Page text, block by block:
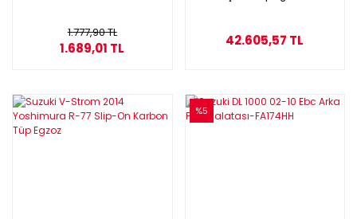
1.777,90 TL
1.689,01 TL 42.605,57 TL
%5